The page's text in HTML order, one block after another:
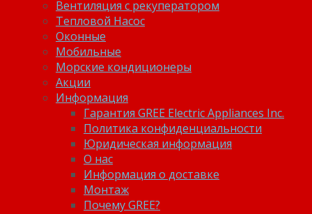
Вентиляция с рекуператором
Тепловой Насос
Оконные
Мобильные
Морские кондиционеры
Акции
Информация
Гарантия GREE Electric Appliances Inc.
Политика конфиденциальности
Юридическая информация
О нас
Информация о доставке
Монтаж
Почему GREE?